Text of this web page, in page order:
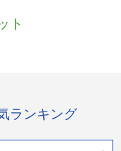
ト
ランキング